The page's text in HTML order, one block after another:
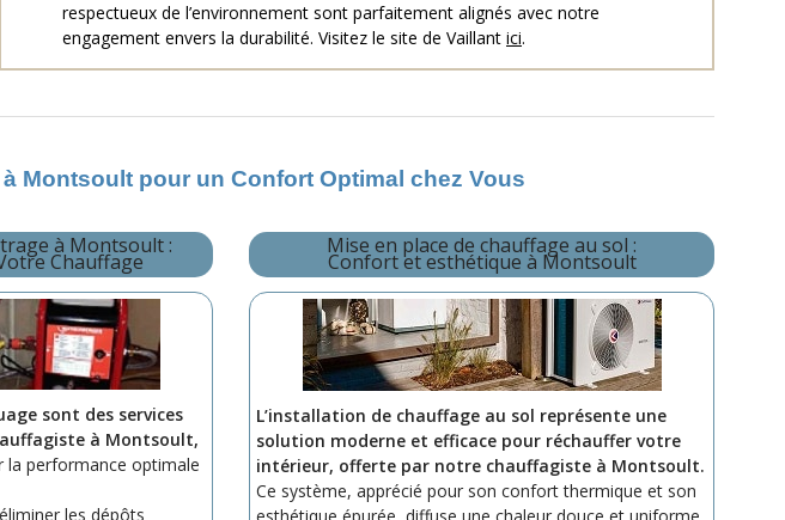
respectueux de l’environnement sont parfaitement alignés avec notre
engagement envers la durabilité. Visitez le site de Vaillant ici.
Montsoult pour un Confort Optimal chez Vous
à Montsoult :
Chauffage
sont des services
à Montsoult,
la performance optimale
les dépôts
Mise en place de chauffage au sol :
Confort et esthétique à Montsoult
L’installation de chauffage au sol représente une
solution moderne et efficace pour réchauffer votre
intérieur, offerte par notre chauffagiste à Montsoult.
Ce système, apprécié pour son confort thermique et son